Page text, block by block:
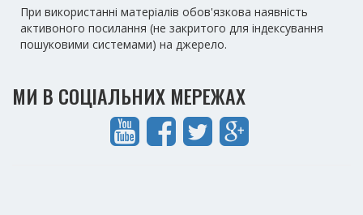
При використанні матеріалів обов'язкова наявність
активоного посилання (не закритого для індексування
пошуковими системами) на джерело.
МИ В СОЦІАЛЬНИХ МЕРЕЖАХ